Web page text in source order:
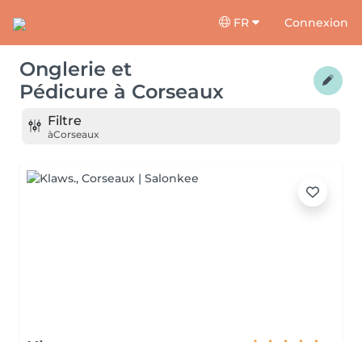
FR Connexion
Onglerie et
Pédicure à Corseaux
Filtre
àCorseaux